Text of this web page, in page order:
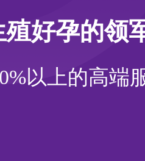
好孕的领
以上的高端